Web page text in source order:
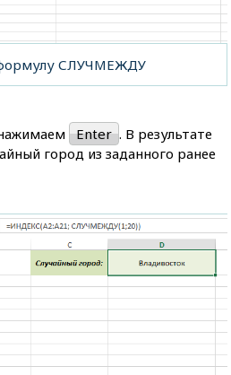
СЛУЧМЕЖДУ
Enter . В результате
город из заданного ранее